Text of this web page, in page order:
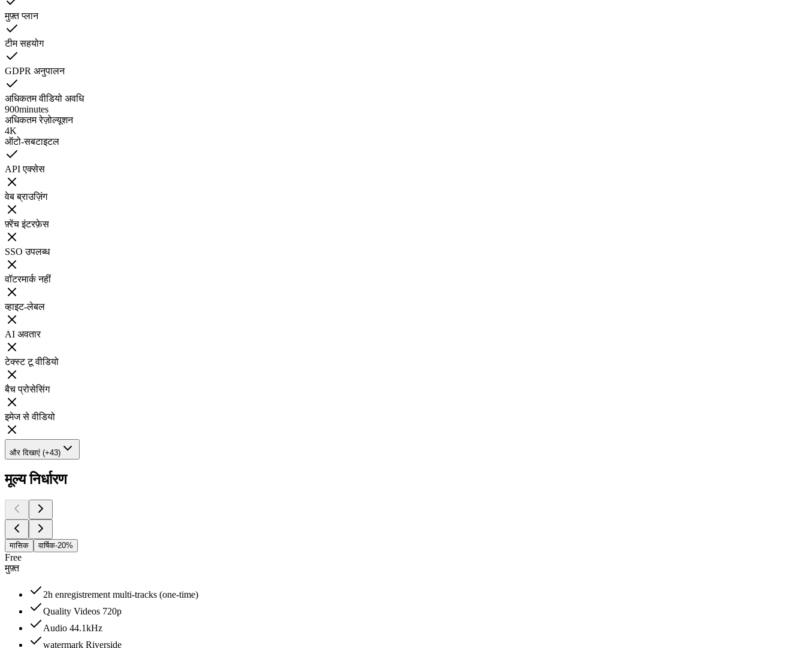
मुफ़्त प्लान
टीम सहयोग
GDPR अनुपालन
अधिकतम वीडियो अवधि
900minutes
अधिकतम रेज़ोल्यूशन
4K
ऑटो-सबटाइटल
API एक्सेस
वेब ब्राउज़िंग
फ़्रेंच इंटरफ़ेस
SSO उपलब्ध
वॉटरमार्क नहीं
व्हाइट-लेबल
AI अवतार
टेक्स्ट टू वीडियो
बैच प्रोसेसिंग
इमेज से वीडियो
और दिखाएं (+43)
मूल्य निर्धारण
मासिक वार्षिक-20%
Free
मुफ़्त
2h enregistrement multi-tracks (one-time)
Quality Videos 720p
Audio 44.1kHz
watermark Riverside